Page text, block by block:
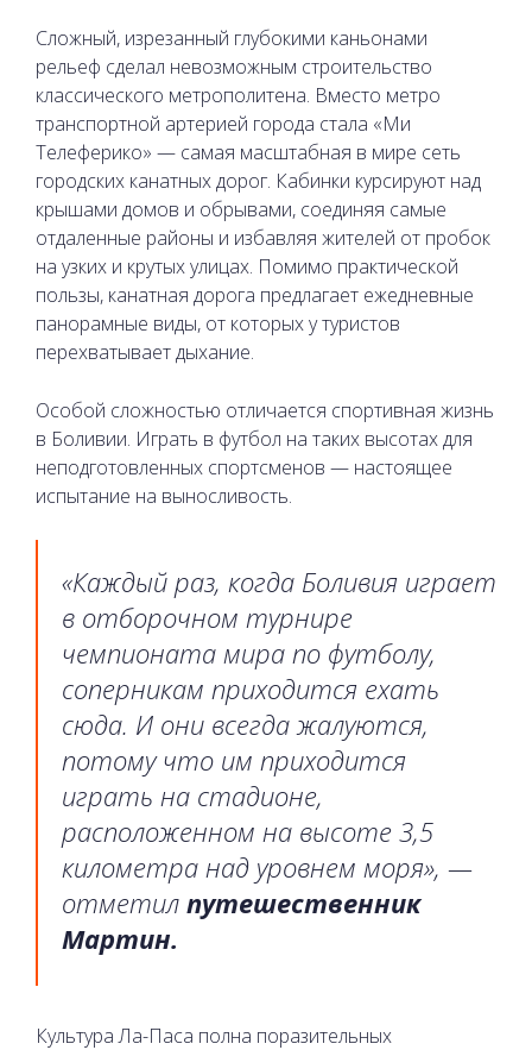
Сложный, изрезанный глубокими каньонами
рельеф сделал невозможным строительство
классического метрополитена. Вместо метро
транспортной артерией города стала «Ми
Телеферико» — самая масштабная в мире сеть
городских канатных дорог. Кабинки курсируют над
крышами домов и обрывами, соединяя самые
отдаленные районы и избавляя жителей от пробок
на узких и крутых улицах. Помимо практической
пользы, канатная дорога предлагает ежедневные
панорамные виды, от которых у туристов
перехватывает дыхание.
Особой сложностью отличается спортивная жизнь
в Боливии. Играть в футбол на таких высотах для
неподготовленных спортсменов — настоящее
испытание на выносливость.
«Каждый раз, когда Боливия играет
в отборочном турнире
чемпионата мира по футболу,
соперникам приходится ехать
сюда. И они всегда жалуются,
потому что им приходится
играть на стадионе,
расположенном на высоте 3,5
километра над уровнем моря», —
отметил путешественник
Мартин.
Культура Ла-Паса полна поразительных